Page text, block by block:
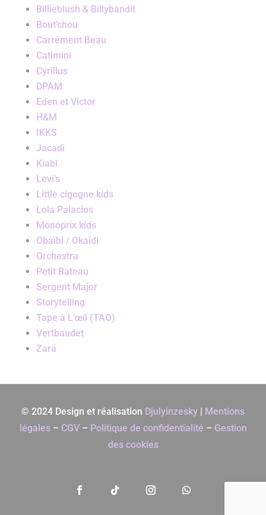
Billieblush & Billybandit
Bout’chou
Carrément Beau
Catimini
Cyrillus
DPAM
Eden et Victor
H&M
IKKS
Jacadi
Kiabi
Levi’s
Little cigogne kids
Lola Palacios
Monoprix kids
Obaïbi / Okaïdi
Orchestra
Petit Bateau
Sergent Major
Storytelling
Tape à L’œil (TAO)
Vertbaudet
Zara
© 2024 Design et réalisation Djulyinzesky | Mentions
légales– CGV– Politique de confidentialité – Gestion
des cookies